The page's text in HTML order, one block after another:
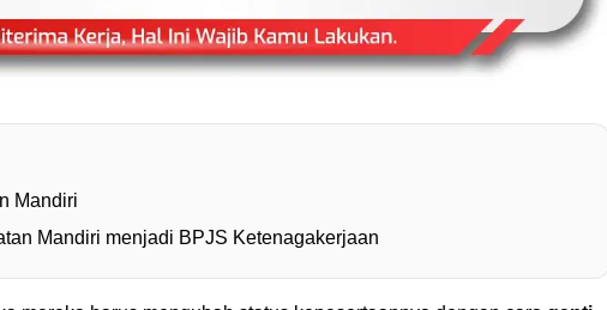
Mandiri
Mandiri menjadi BPJS Ketenagakerjaan